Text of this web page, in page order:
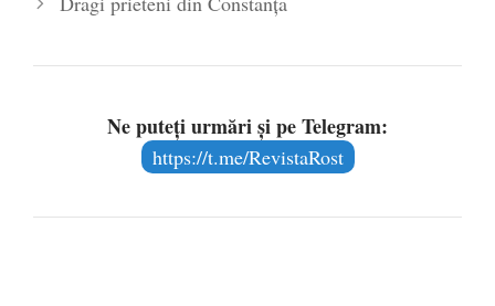
Ne puteți urmări și pe Telegram:
https://t.me/RevistaRost